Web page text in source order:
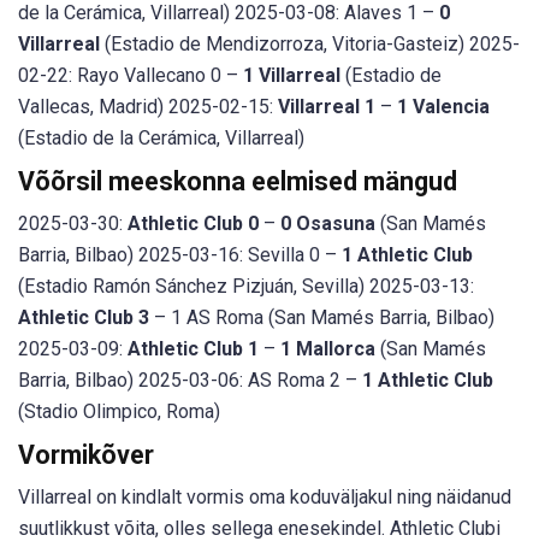
de la Cerámica, Villarreal) 2025-03-08: Alaves 1 – 0
Villarreal (Estadio de Mendizorroza, Vitoria-Gasteiz) 2025-
02-22: Rayo Vallecano 0 – 1 Villarreal (Estadio de
Vallecas, Madrid) 2025-02-15: Villarreal 1 – 1 Valencia
(Estadio de la Cerámica, Villarreal)
Võõrsil meeskonna eelmised mängud
2025-03-30: Athletic Club 0 – 0 Osasuna (San Mamés
Barria, Bilbao) 2025-03-16: Sevilla 0 – 1 Athletic Club
(Estadio Ramón Sánchez Pizjuán, Sevilla) 2025-03-13:
Athletic Club 3 – 1 AS Roma (San Mamés Barria, Bilbao)
2025-03-09: Athletic Club 1 – 1 Mallorca (San Mamés
Barria, Bilbao) 2025-03-06: AS Roma 2 – 1 Athletic Club
(Stadio Olimpico, Roma)
Vormikõver
Villarreal on kindlalt vormis oma koduväljakul ning näidanud
suutlikkust võita, olles sellega enesekindel. Athletic Clubi